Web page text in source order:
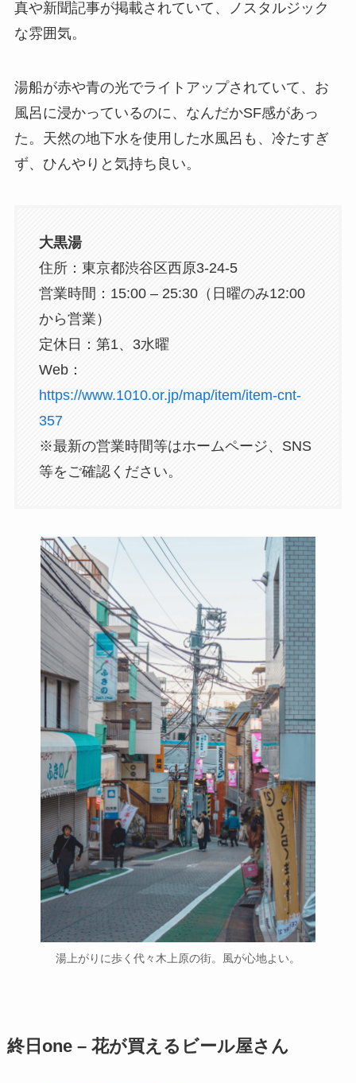
真や新聞記事が掲載されていて、ノスタルジック
な雰囲気。
湯船が赤や青の光でライトアップされていて、お
風呂に浸かっているのに、なんだかSF感があっ
た。天然の地下水を使用した水風呂も、冷たすぎ
ず、ひんやりと気持ち良い。
大黒湯
住所：東京都渋谷区西原3-24-5
営業時間：15:00 – 25:30（日曜のみ12:00
から営業）
定休日：第1、3水曜
Web：
https://www.1010.or.jp/map/item/item-cnt-
357
※最新の営業時間等はホームページ、SNS
等をご確認ください。
湯上がりに歩く代々木上原の街。風が心地よい。
終日one – 花が買えるビール屋さん